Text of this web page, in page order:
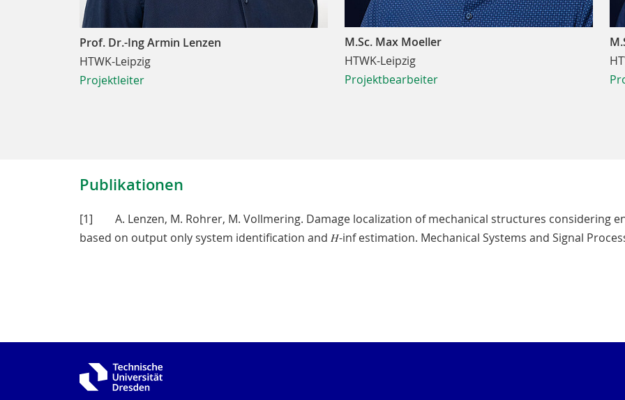
Prof. Dr.-Ing Armin Lenzen
HTWK-Leipzig
Projektleiter
M.Sc. Max Moeller
HTWK-Leipzig
Projektbearbeiter
Publikationen
[1] A. Lenzen, M. Rohrer, M. Vollmering. Damage localization of mechanical structures considering
based on output only system identification and 𝐻-inf estimation. Mechanical Systems and Signal